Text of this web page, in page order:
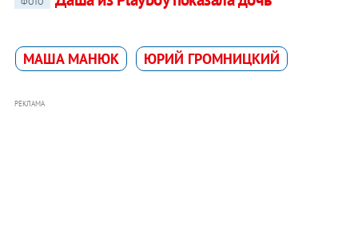
МАША МАНЮК ЮРИЙ ГРОМНИЦКИЙ
РЕКЛАМА